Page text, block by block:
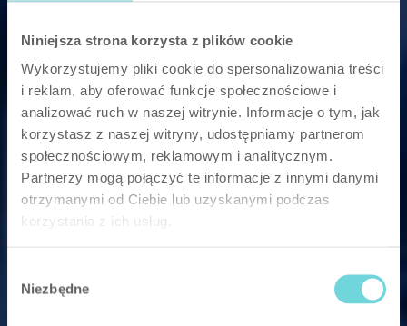
Niniejsza strona korzysta z plików cookie
Wykorzystujemy pliki cookie do spersonalizowania treści
i reklam, aby oferować funkcje społecznościowe i
analizować ruch w naszej witrynie. Informacje o tym, jak
korzystasz z naszej witryny, udostępniamy partnerom
społecznościowym, reklamowym i analitycznym.
Partnerzy mogą połączyć te informacje z innymi danymi
otrzymanymi od Ciebie lub uzyskanymi podczas
korzystania z ich usług.
zgody
Niezbędne